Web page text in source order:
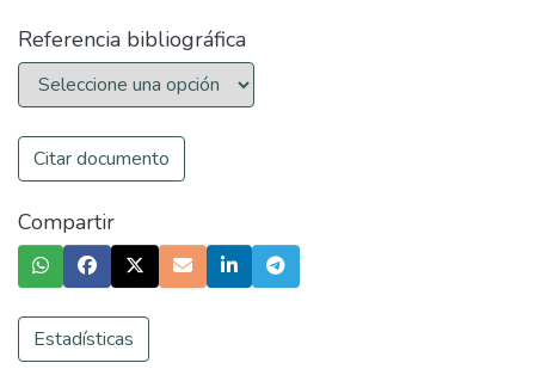
Referencia bibliográfica
Citar documento
Compartir
Estadísticas